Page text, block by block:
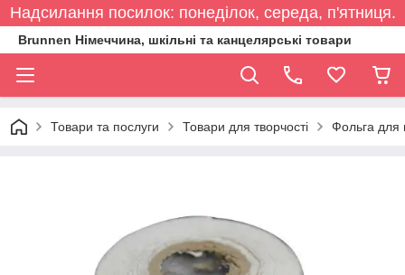
Надсилання посилок: понеділок, середа, п'ятниця.
Brunnen Німеччина, шкільні та канцелярські товари
Товари та послуги Товари для творчості Фольга для